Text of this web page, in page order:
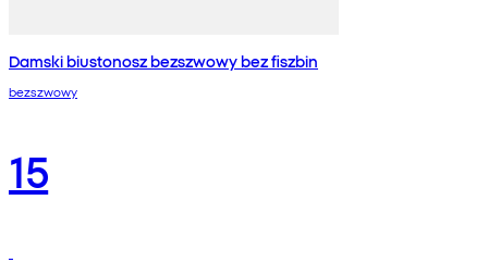
Damski biustonosz bezszwowy bez fiszbin
bezszwowy
15